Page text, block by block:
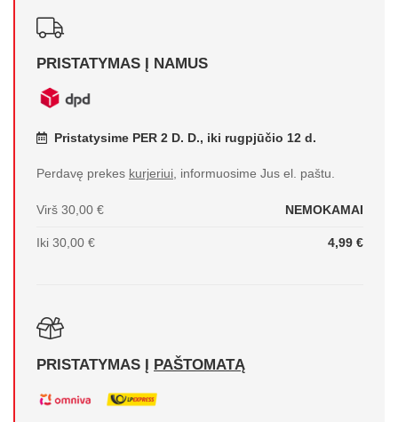
PRISTATYMAS Į NAMUS
Pristatysime PER 2 D. D., iki rugpjūčio 12 d.
Perdavę prekes kurjeriui, informuosime Jus el. paštu.
Virš 30,00 € NEMOKAMAI
Iki 30,00 € 4,99 €
PRISTATYMAS Į PAŠTOMATĄ